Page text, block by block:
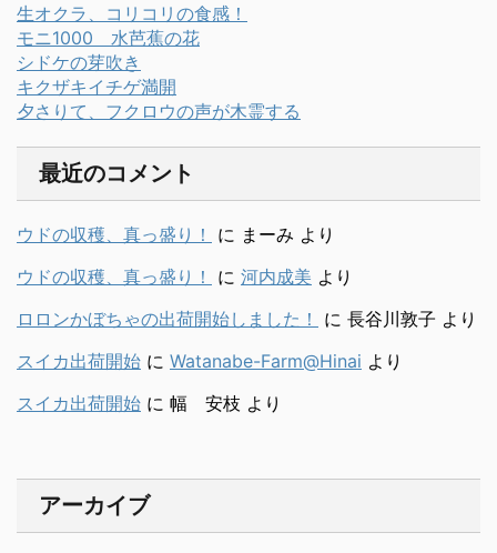
生オクラ、コリコリの食感！
モニ1000 水芭蕉の花
シドケの芽吹き
キクザキイチゲ満開
夕さりて、フクロウの声が木霊する
最近のコメント
ウドの収穫、真っ盛り！ に まーみ より
ウドの収穫、真っ盛り！
に 河内成美 より
ロロンかぼちゃの出荷開始しました！
に 長谷川敦子 より
スイカ出荷開始 に Watanabe-Farm@Hinai より
スイカ出荷開始 に 幅 安枝 より
アーカイブ